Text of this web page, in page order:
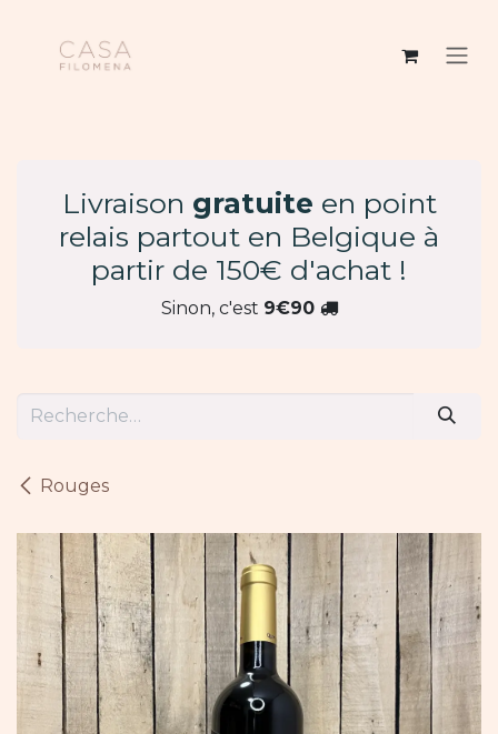
Livraison gratuite en point
relais partout en Belgique à
partir de 150€ d'achat !
Sinon, c'est 9€90
Rouges